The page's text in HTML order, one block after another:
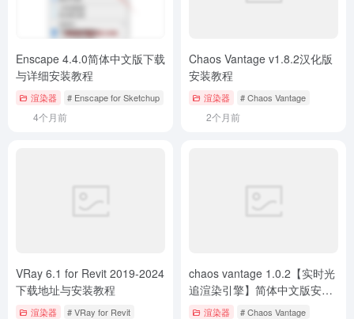
Enscape 4.4.0简体中文版下载
与详细安装教程
渲染器 # Enscape for Sketchup
4个月前
Chaos Vantage v1.8.2汉化版
安装教程
渲染器 # Chaos Vantage
2个月前
VRay 6.1 for Revit 2019-2024
下载地址与安装教程
渲染器 # VRay for Revit
chaos vantage 1.0.2【实时光
追渲染引擎】简体中文版安装
教程渲染器 # Chaos Vantage